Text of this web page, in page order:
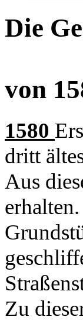
Die
von
1580
dritt
Aus
Zu